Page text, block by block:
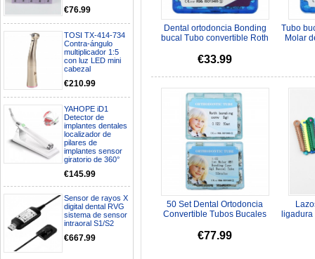
€76.99
TOSI TX-414-734
Contra-ángulo
multiplicador 1:5
con luz LED mini
cabezal
€210.99
YAHOPE iD1
Detector de
implantes dentales
localizador de
pilares de
implantes sensor
giratorio de 360°
€145.99
Sensor de rayos X
digital dental RVG
sistema de sensor
intraoral S1/S2
€667.99
Dental ortodoncia Bonding
bucal Tubo convertible Roth
€33.99
Tubo
Molar
50 Set Dental Ortodoncia
Convertible Tubos Bucales
MB...
€77.99